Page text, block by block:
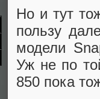
Но и тут
пользу
модели
Уж не по
850 пока